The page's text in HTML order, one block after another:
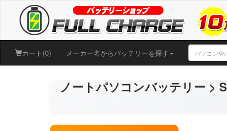
カート(0) メーカー名からバッテリーを探す
ノートパソコンバッテリー >